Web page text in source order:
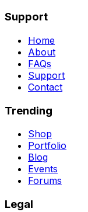
Support
Home
About
FAQs
Support
Contact
Trending
Shop
Portfolio
Blog
Events
Forums
Legal